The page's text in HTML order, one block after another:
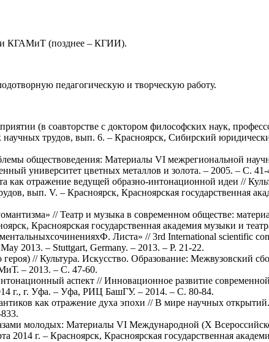
КГАМиТ (позднее – КГИИ).
педагогическую и творческую работу.
(в соавторстве с доктором философских наук,
научных трудов, вып. 6. – Красноярск, Сибирский
обществоведения: Материалы VI межрегиональной
университет цветных металлов и золота. – 2005. – С. 41-
как отражение ведущей образно-интонационной идеи //
вып. V. – Красноярск, Красноярская государственная
// Театр и музыка в современном обществе:
Красноярская государственная академия музыки и
Листа» // 3rd International scientific
2013. – Stuttgart, Germany. – 2013. – P. 21-22.
// Культура. Искусство. Образование: Межвузовский
– 2013. – С. 47-60.
аспект // Инновационное развитие
г., г. Уфа. – Уфа, РИЦ БашГУ. – 2014. – С. 80-84.
как отражение духа эпохи // В мире научных
молодых: Материалы VI Международной (X
г. – Красноярск, Красноярская государственная